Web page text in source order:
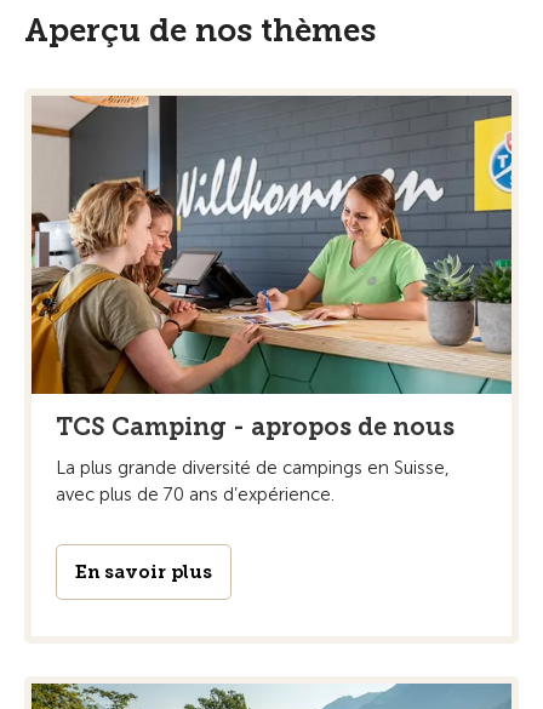
Aperçu de nos thèmes
TCS Camping - apropos de nous
La plus grande diversité de campings en Suisse,
avec plus de 70 ans d’expérience.
En savoir plus